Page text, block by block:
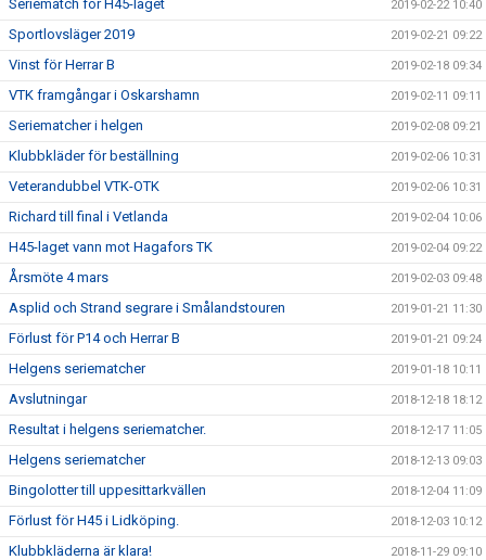
Seriematch för H45-laget 2019-02-22 10:40
Sportlovsläger 2019 2019-02-21 09:22
Vinst för Herrar B 2019-02-18 09:34
VTK framgångar i Oskarshamn 2019-02-11 09:11
Seriematcher i helgen 2019-02-08 09:21
Klubbkläder för beställning 2019-02-06 10:31
Veterandubbel VTK-OTK 2019-02-06 10:31
Richard till final i Vetlanda 2019-02-04 10:06
H45-laget vann mot Hagafors TK 2019-02-04 09:22
Årsmöte 4 mars 2019-02-03 09:48
Asplid och Strand segrare i Smålandstouren 2019-01-21 11:30
Förlust för P14 och Herrar B 2019-01-21 09:24
Helgens seriematcher 2019-01-18 10:11
Avslutningar 2018-12-18 18:12
Resultat i helgens seriematcher. 2018-12-17 11:05
Helgens seriematcher 2018-12-13 09:03
Bingolotter till uppesittarkvällen 2018-12-04 11:09
Förlust för H45 i Lidköping. 2018-12-03 10:12
Klubbkläderna är klara! 2018-11-29 09:10